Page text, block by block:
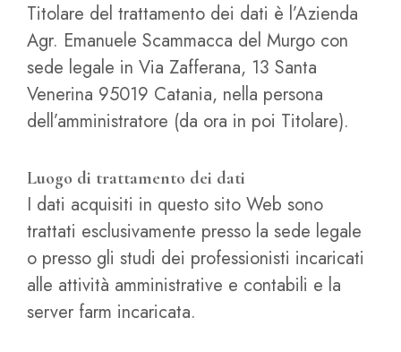
Titolare del trattamento dei dati è l’Azienda
Agr. Emanuele Scammacca del Murgo con
sede legale in Via Zafferana, 13 Santa
Venerina 95019 Catania, nella persona
dell’amministratore (da ora in poi Titolare).
Luogo di trattamento dei dati
I dati acquisiti in questo sito Web sono
trattati esclusivamente presso la sede legale
o presso gli studi dei professionisti incaricati
alle attività amministrative e contabili e la
server farm incaricata.